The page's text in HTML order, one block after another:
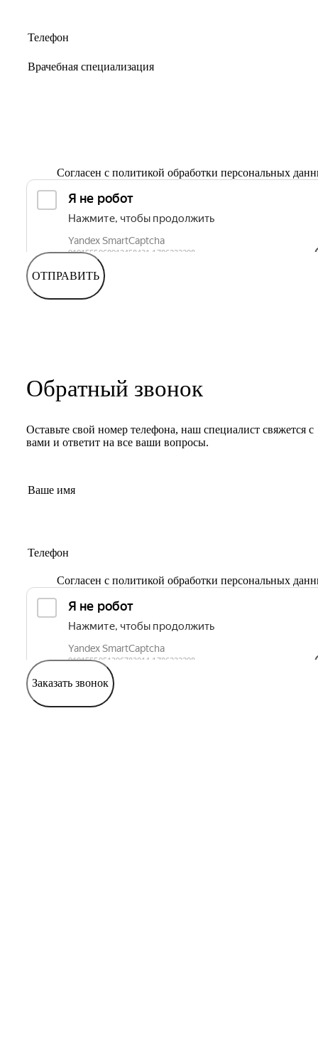
Согласен с политикой обработки персональных
ОТПРАВИТЬ
Обратный звонок
Оставьте свой номер телефона, наш специалист свяжется с
вами и ответит на все ваши вопросы.
Согласен с политикой обработки персональных
Заказать звонок